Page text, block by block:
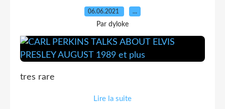
06.06.2021 …
Par dyloke
tres rare
Lire la suite